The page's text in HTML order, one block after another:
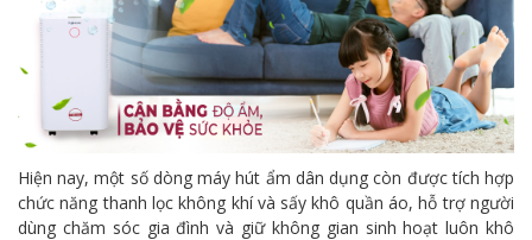
Hiện nay, một số dòng máy hút ẩm dân dụng còn được tích hợp
chức năng thanh lọc không khí và sấy khô quần áo, hỗ trợ người
dùng chăm sóc gia đình và giữ không gian sinh hoạt luôn khô